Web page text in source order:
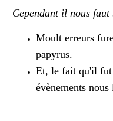
Cependant il nous
Moult erreurs
papyrus.
Et, le fait qu'il fut
évènements nous